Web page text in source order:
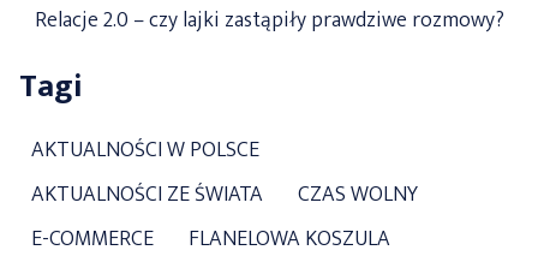
Relacje 2.0 – czy lajki zastąpiły prawdziwe rozmowy?
Tagi
AKTUALNOŚCI W POLSCE
AKTUALNOŚCI ZE ŚWIATA
CZAS WOLNY
E-COMMERCE
FLANELOWA KOSZULA